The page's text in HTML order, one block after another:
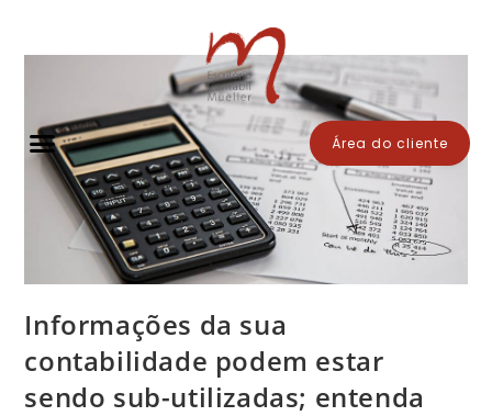
Área do cliente
Informações da sua
contabilidade podem estar
sendo sub-utilizadas; entenda